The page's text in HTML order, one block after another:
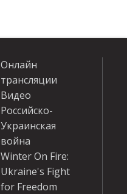
Онлайн
трансляции
Видео
Российско-
Украинская
война
Winter On Fire:
Ukraine's Fight
for Freedom